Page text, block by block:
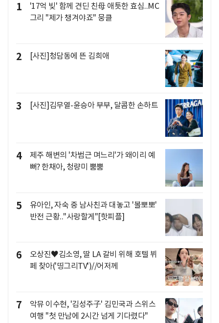
1
'17억 빚' 함께 견딘 친母 애틋한 효심..MC
그리 "제가 챙겨야죠" 뭉클
2 [사진]청담동에 뜬 김희애
3 [사진]김무열-윤승아 부부, 달콤한 손하트
4
제주 해변의 '차범근 며느리'가 왜이리 예
뻐? 한채아, 청량미 뿜뿜
5
유아인, 자숙 중 남사친과 대놓고 '볼뽀뽀'
반전 근황.."사랑할게"[핫피플]
6
오상진♥김소영, 딸 LA 갈비 위해 호텔 뷔
페 찾아('띵그리TV')//어저께
7
악뮤 이수현, '김성주子' 김민국과 스위스
여행 "첫 만남에 2시간 넘게 기다렸다"